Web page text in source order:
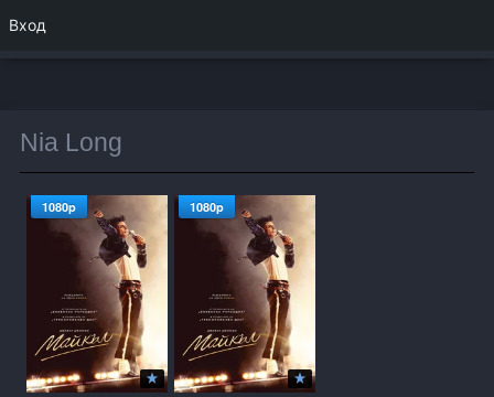
Nia Long
1080p 1080p
Вход